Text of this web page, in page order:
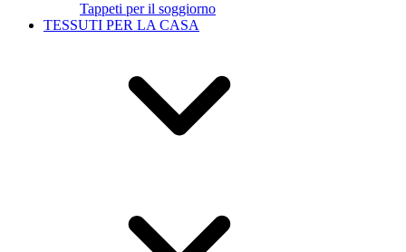
Tappeti per il soggiorno
TESSUTI PER LA CASA